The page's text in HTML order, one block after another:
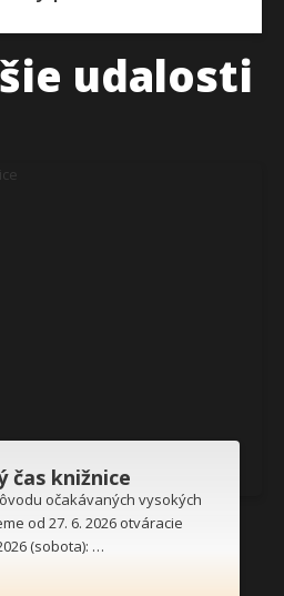
udalosti
čas knižnice
očakávaných vysokých
od 27. 6. 2026 otváracie
(sobota): …